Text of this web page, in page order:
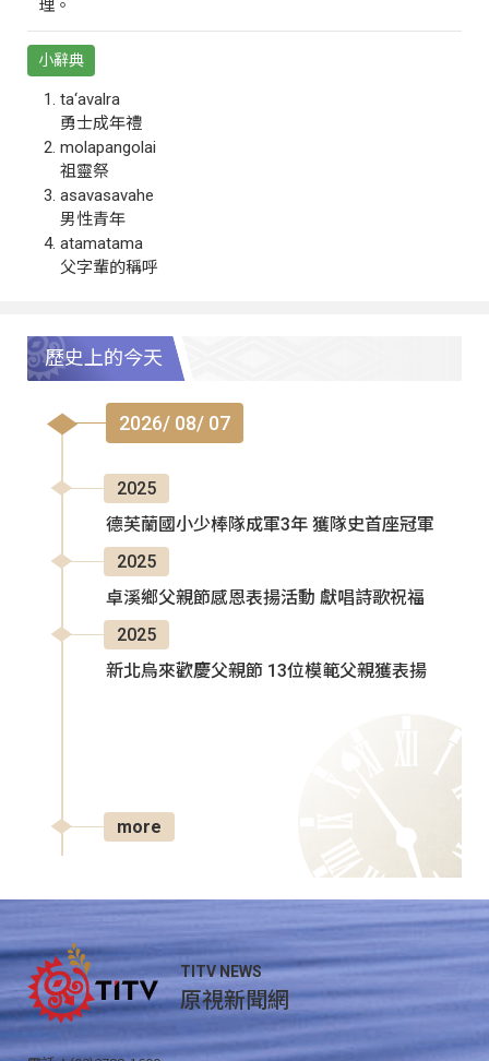
理。
小辭典
ta‘avalra
勇士成年禮
molapangolai
祖靈祭
asavasavahe
男性青年
atamatama
父字輩的稱呼
歷史上的今天
2026/ 08/ 07
2025
德芙蘭國小少棒隊成軍3年 獲隊史首座冠軍
2025
卓溪鄉父親節感恩表揚活動 獻唱詩歌祝福
2025
新北烏來歡慶父親節 13位模範父親獲表揚
more
TITV NEWS
原視新聞網